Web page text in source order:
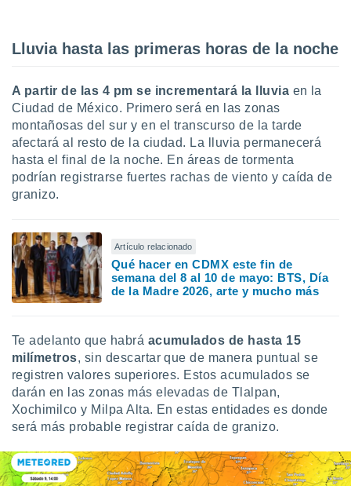
utilizar
crear un
uso de
la
contenido
medir el
de la
el
de
o a través
de
de
uso de
con el
e
publicidad
Lluvia hasta las primeras horas de la noche
A partir de las 4 pm se incrementará la lluvia en la
Ciudad de México. Primero será en las zonas
montañosas del sur y en el transcurso de la tarde
afectará al resto de la ciudad. La lluvia permanecerá
hasta el final de la noche. En áreas de tormenta
podrían registrarse fuertes rachas de viento y caída de
granizo.
Artículo relacionado
Qué hacer en CDMX este fin de
semana del 8 al 10 de mayo: BTS, Día
de la Madre 2026, arte y mucho más
Te adelanto que habrá acumulados de hasta 15
milímetros, sin descartar que de manera puntual se
registren valores superiores. Estos acumulados se
darán en las zonas más elevadas de Tlalpan,
Xochimilco y Milpa Alta. En estas entidades es donde
será más probable registrar caída de granizo.